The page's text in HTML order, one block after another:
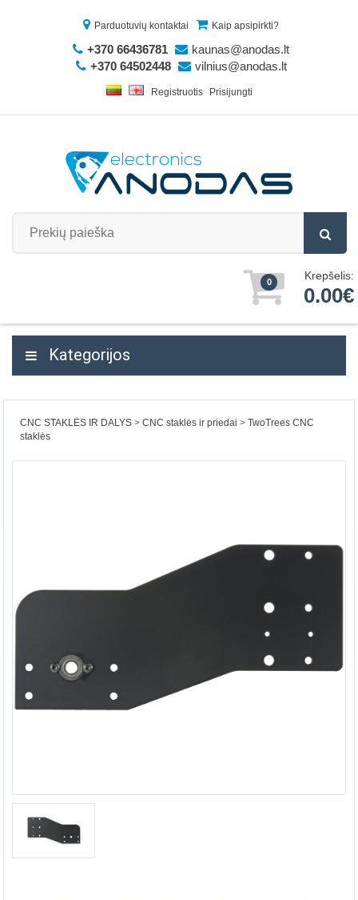
Parduotuvių kontaktai Kaip apsipirkti?
+370 66436781
kaunas@anodas.lt
+370 64502448
vilnius@anodas.lt
Registruotis Prisijungti
0 Krepšelis:
0.00€
Kategorijos
CNC STAKLĖS IR DALYS CNC staklės ir priedai
TwoTrees CNC
staklės